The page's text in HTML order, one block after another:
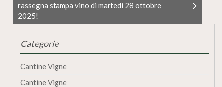
rassegna stampa vino di martedì 28 ottobre
2025!
Categorie
Cantine Vigne
Cantine Vigne